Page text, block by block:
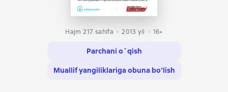
Hajm 217 sahifa 2013 yil 16+
Parchani o`qish
Muallif yangiliklariga obuna bo‘lish